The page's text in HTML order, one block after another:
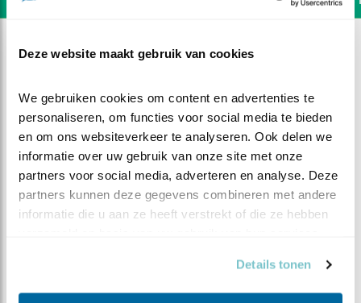
Deze website maakt gebruik van cookies
We gebruiken cookies om content en advertenties te
personaliseren, om functies voor social media te bieden
en om ons websiteverkeer te analyseren. Ook delen we
informatie over uw gebruik van onze site met onze
partners voor social media, adverteren en analyse. Deze
partners kunnen deze gegevens combineren met andere
informatie die u aan ze heeft verstrekt of die ze hebben
Details tonen